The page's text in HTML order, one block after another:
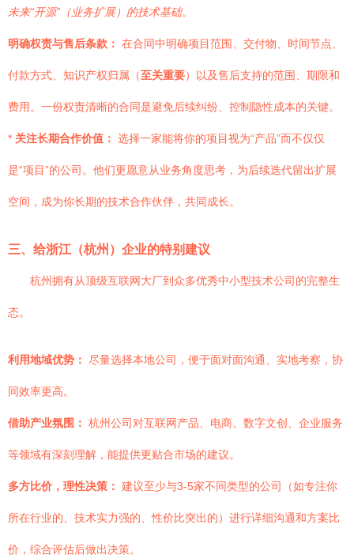
未来“开源”（业务扩展）的技术基础。
明确权责与售后条款： 在合同中明确项目范围、交付物、时间节点、
付款方式、知识产权归属（至关重要）以及售后支持的范围、期限和
费用。一份权责清晰的合同是避免后续纠纷、控制隐性成本的关键。
* 关注长期合作价值： 选择一家能将你的项目视为“产品”而不仅仅
是“项目”的公司。他们更愿意从业务角度思考，为后续迭代留出扩展
空间，成为你长期的技术合作伙伴，共同成长。
三、给浙江（杭州）企业的特别建议
杭州拥有从顶级互联网大厂到众多优秀中小型技术公司的完整生
态。
利用地域优势： 尽量选择本地公司，便于面对面沟通、实地考察，协
同效率更高。
借助产业氛围： 杭州公司对互联网产品、电商、数字文创、企业服务
等领域有深刻理解，能提供更贴合市场的建议。
多方比价，理性决策： 建议至少与3-5家不同类型的公司（如专注你
所在行业的、技术实力强的、性价比突出的）进行详细沟通和方案比
价，综合评估后做出决策。